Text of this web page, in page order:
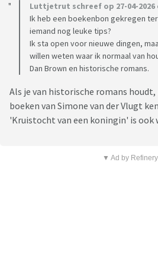
Luttjetrut schreef op 27-04-2026
Ik heb een boekenbon gekregen
iemand nog leuke tips?
Ik sta open voor nieuwe dingen,
willen weten waar ik normaal van
Dan Brown en historische romans.
Als je van historische romans houdt,
boeken van Simone van der Vlugt
'Kruistocht van een koningin' is ook
▼ Ad by